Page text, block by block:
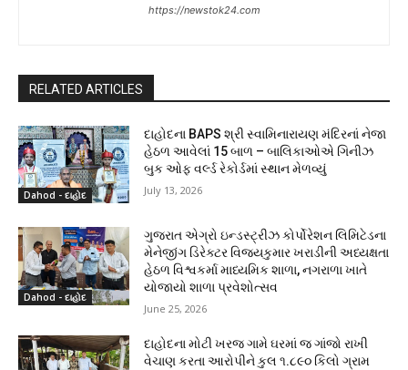
https://newstok24.com
RELATED ARTICLES
Dahod - દાહોદ
દાહોદના BAPS શ્રી સ્વામિનારાયણ મંદિરનાં નેજા
હેઠળ આવેલાં 15 બાળ – બાલિકાઓએ ગિનીઝ
બુક ઓફ વર્લ્ડ રેકોર્ડમાં સ્થાન મેળવ્યું
July 13, 2026
Dahod - દાહોદ
ગુજરાત એગ્રો ઇન્ડસ્ટ્રીઝ કોર્પોરેશન લિમિટેડના
મેનેજીંગ ડિરેક્ટર વિજયકુમાર ખરાડીની અધ્યક્ષતા
હેઠળ વિશ્વકર્મા માધ્યમિક શાળા, નગરાળા ખાતે
યોજાયો શાળા પ્રવેશોત્સવ
June 25, 2026
દાહોદના મોટી ખરજ ગામે ઘરમાં જ ગાંજો રાખી
વેચાણ કરતા આરોપીને કુલ ૧.૮૯૦ કિલો ગ્રામ